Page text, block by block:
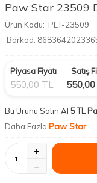
Paw Star 23509
Ürün Kodu: PET-23509
Barkod:
Piyasa Fiyatı
550,00TL
Satış
550,00
Bu Ürünü Satın Al 5 TL
Daha Fazla Paw Star